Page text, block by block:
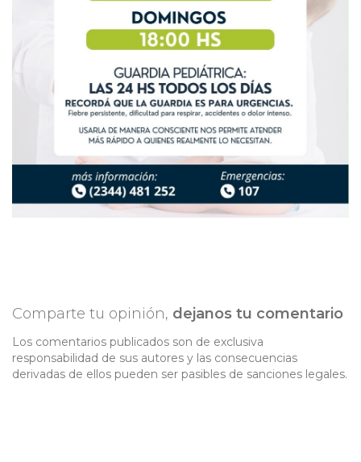
Comparte tu opinión, dejanos tu comentario
Los comentarios publicados son de exclusiva
responsabilidad de sus autores y las consecuencias
derivadas de ellos pueden ser pasibles de sanciones legales.